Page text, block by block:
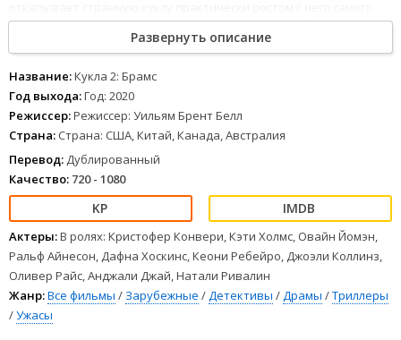
Мальчик не расстаётся с новым «другом» по имени Брамс
и вскоре идёт на поправку. Родители очень рады,
подозревают, чем обернется эта зловещая дружба.
1 234 5 6 78
Развернуть описание
Название:Кукла 2: Брамс
Год выхода:Год: 2020
Режиссер:Режиссер: Уильям Брент Белл
Страна: Страна: США, Китай, Канада, Австралия
Перевод: Дублированный
Качество: 720 - 1080
Актеры:В ролях: Кристофер Конвери, Кэти Холмс, Овайн Йомэн,
Ральф Айнесон, Дафна Хоскинс, Кеони Ребейро, Джоэли Коллинз,
Оливер Райс, Анджали Джай, Натали Ривалин
Жанр:Все фильмы / Зарубежные /Детективы /Драмы /Триллеры
/Ужасы